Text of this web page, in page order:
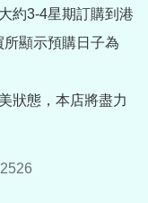
約3-4星期訂購到港
顯示預購日子為
狀態，本店將盡力